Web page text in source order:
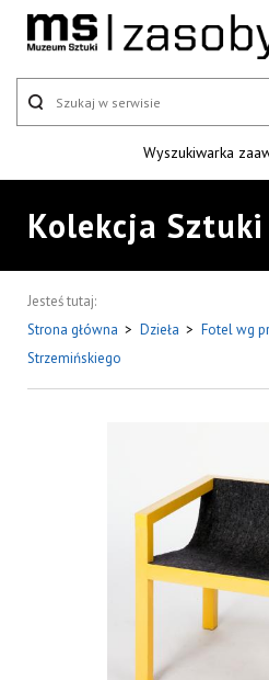
Wyszukiwarka
Kolekcja
Jesteś tutaj:
Strona główna > Dzieła > Fotel wg
Strzemińskiego